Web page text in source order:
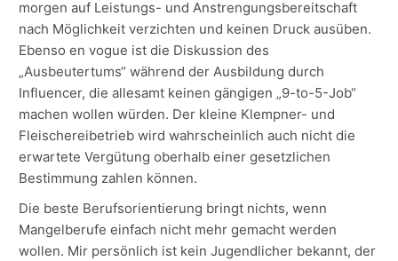
morgen auf Leistungs- und Anstrengungsbereitschaft
nach Möglichkeit verzichten und keinen Druck ausüben.
Ebenso en vogue ist die Diskussion des
„Ausbeutertums“ während der Ausbildung durch
Influencer, die allesamt keinen gängigen „9-to-5-Job“
machen wollen würden. Der kleine Klempner- und
Fleischereibetrieb wird wahrscheinlich auch nicht die
erwartete Vergütung oberhalb einer gesetzlichen
Bestimmung zahlen können.
Die beste Berufsorientierung bringt nichts, wenn
Mangelberufe einfach nicht mehr gemacht werden
wollen. Mir persönlich ist kein Jugendlicher bekannt, der